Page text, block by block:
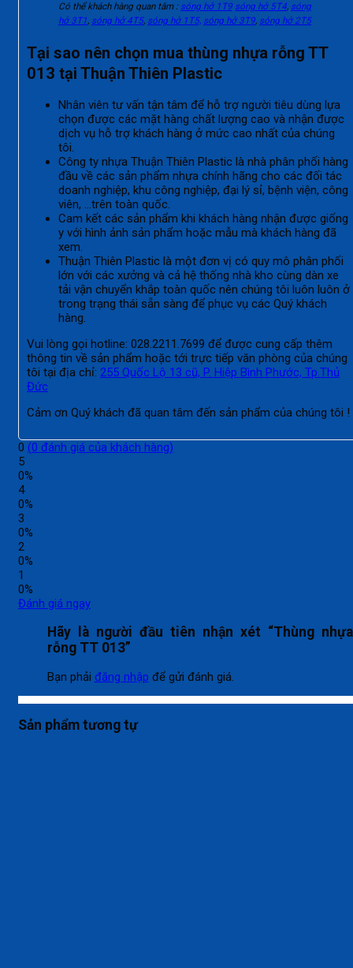
Có thể khách hàng quan tâm : sóng hở 1T9 sóng hở 5T4, sóng
hở 3T1, sóng hở 4T5, sóng hở 1T5, sóng hở 3T9, sóng hở 2T5
Tại sao nên chọn mua thùng nhựa rỗng TT
013 tại Thuận Thiên Plastic
Nhân viên tư vấn tận tâm để hỗ trợ người tiêu dùng lựa
chọn được các mặt hàng chất lượng cao và nhận được
dịch vụ hỗ trợ khách hàng ở mức cao nhất của chúng
tôi.
Công ty nhựa Thuận Thiên Plastic là nhà phân phối hàng
đầu về các sản phẩm nhựa chính hãng cho các đối tác
doanh nghiệp, khu công nghiệp, đại lý sỉ, bệnh viện, công
viên, …trên toàn quốc.
Cam kết các sản phẩm khi khách hàng nhận được giống
y với hình ảnh sản phẩm hoặc mẫu mà khách hàng đã
xem.
Thuận Thiên Plastic là một đơn vị có quy mô phân phối
lớn với các xưởng và cả hệ thống nhà kho cùng dàn xe
tải vận chuyển khắp toàn quốc nên chúng tôi luôn luôn ở
trong trạng thái sẵn sàng để phục vụ các Quý khách
hàng.
Vui lòng gọi hotline: 028.2211.7699 để được cung cấp thêm
thông tin về sản phẩm hoặc tới trực tiếp văn phòng của chúng
tôi tại địa chỉ: 255 Quốc Lộ 13 cũ, P. Hiệp Bình Phước, Tp.Thủ
Đức
Cảm ơn Quý khách đã quan tâm đến sản phẩm của chúng tôi !
0 (0 đánh giá của khách hàng)
5
0%
4
0%
3
0%
2
0%
1
0%
Đánh giá ngay
Hãy là người đầu tiên nhận xét “Thùng nhựa
rỗng TT 013”
Bạn phải đăng nhập để gửi đánh giá.
Sản phẩm tương tự